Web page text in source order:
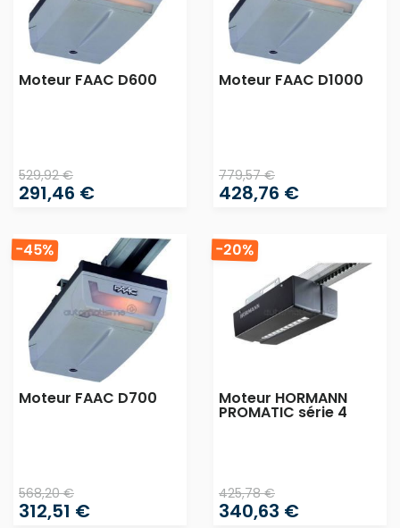
Moteur FAAC D600
529,92 €
291,46 €
Moteur FAAC D1000
779,57 €
428,76 €
Moteur FAAC D700
568,20 €
-45%
312,51 €
Moteur HORMANN
PROMATIC série 4
425,78 €
-20%
340,63 €